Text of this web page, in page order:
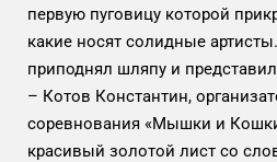
первую пуговицу которой
какие носят солидные
приподнял шляпу и
– Котов Константин,
соревнования «Мышки и
красивый золотой лист со